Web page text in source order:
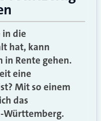
in die
hat, kann
in Rente gehen.
eine
Mit so einem
das
Württemberg.